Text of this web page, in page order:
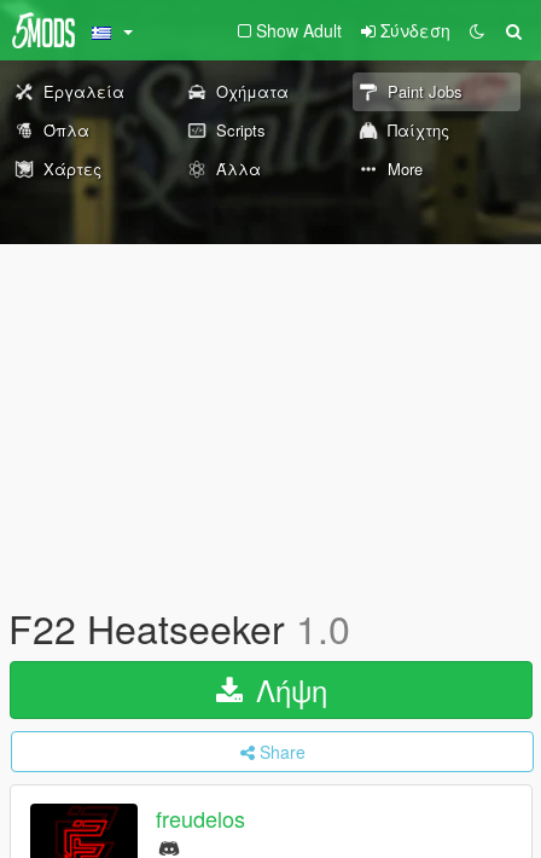
Show Adult Σύνδεση
Εργαλεία Οχήματα
Paint Jobs
Όπλα
Scripts
Παίχτης
Χάρτες
Άλλα More
F22 Heatseeker 1.0
Λήψη
Share
freudelos